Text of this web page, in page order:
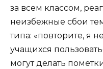
за всем классом,
неизбежные сбои
типа: «повторите, я
учащихся
могут делать